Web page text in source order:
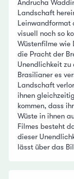
Andrucha
Landschaft
Leinwandformat
visuell noch so
Wüstenfilme wie
die Pracht der
Unendlichkeit zu
Brasilianer es
Landschaft
ihnen
kommen, dass
Wüste in ihnen
Filmes besteht
dieser
lässt über das